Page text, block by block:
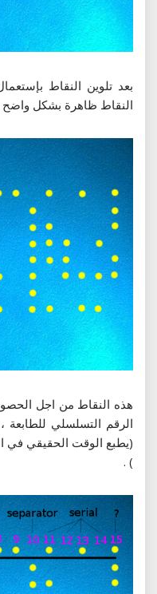
بعد تلوين النقاط
النقاط ظاهرة بشكل واضح
هذه النقاط من اجل
الرقم التسلسلي للطابعة
(يطبع الوقت الحقيقي في
) .